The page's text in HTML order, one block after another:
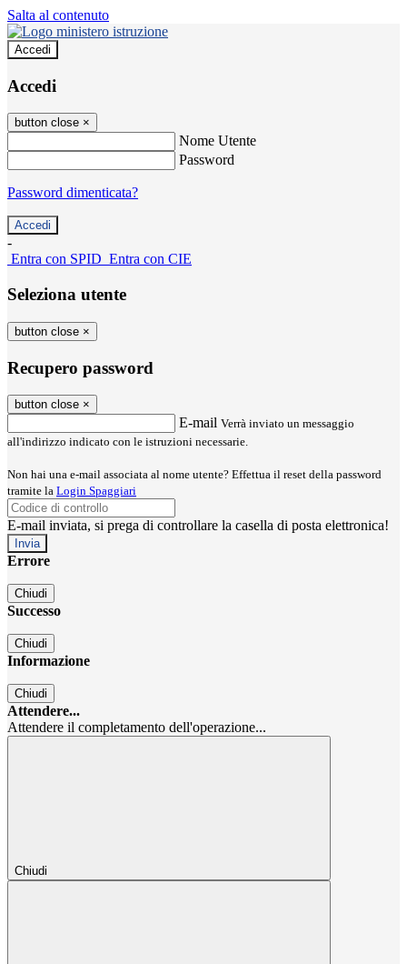
Salta al contenuto
Accedi
Accedi
button close ×
Nome Utente
Password
Password dimenticata?
-
Entra con SPID Entra con CIE
Seleziona utente
button close ×
Recupero password
button close ×
E-mail Verrà inviato un messaggio
all'indirizzo indicato con le istruzioni necessarie.
Non hai una e-mail associata al nome utente? Effettua il reset della password
tramite la Login Spaggiari
E-mail inviata, si prega di controllare la casella di posta elettronica!
Errore
Chiudi
Successo
Chiudi
Informazione
Chiudi
Attendere...
Attendere il completamento dell'operazione...
Chiudi